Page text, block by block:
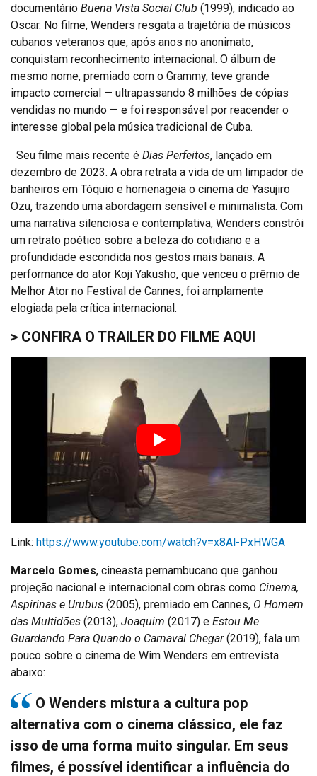
documentário Buena Vista Social Club (1999), indicado ao
Oscar. No filme, Wenders resgata a trajetória de músicos
cubanos veteranos que, após anos no anonimato,
conquistam reconhecimento internacional. O álbum de
mesmo nome, premiado com o Grammy, teve grande
impacto comercial — ultrapassando 8 milhões de cópias
vendidas no mundo — e foi responsável por reacender o
interesse global pela música tradicional de Cuba.
Seu filme mais recente é Dias Perfeitos, lançado em
dezembro de 2023. A obra retrata a vida de um limpador de
banheiros em Tóquio e homenageia o cinema de Yasujiro
Ozu, trazendo uma abordagem sensível e minimalista. Com
uma narrativa silenciosa e contemplativa, Wenders constrói
um retrato poético sobre a beleza do cotidiano e a
profundidade escondida nos gestos mais banais. A
performance do ator Koji Yakusho, que venceu o prêmio de
Melhor Ator no Festival de Cannes, foi amplamente
elogiada pela crítica internacional.
> CONFIRA O TRAILER DO FILME AQUI
Link: https://www.youtube.com/watch?v=x8Al-PxHWGA
Marcelo Gomes, cineasta pernambucano que ganhou
projeção nacional e internacional com obras como Cinema,
Aspirinas e Urubus (2005), premiado em Cannes, O Homem
das Multidões (2013), Joaquim (2017) e Estou Me
Guardando Para Quando o Carnaval Chegar(2019), fala um
pouco sobre o cinema de Wim Wenders em entrevista
abaixo:
O Wenders mistura a cultura pop
alternativa com o cinema clássico, ele faz
isso de uma forma muito singular. Em seus
filmes, é possível identificar a influência do